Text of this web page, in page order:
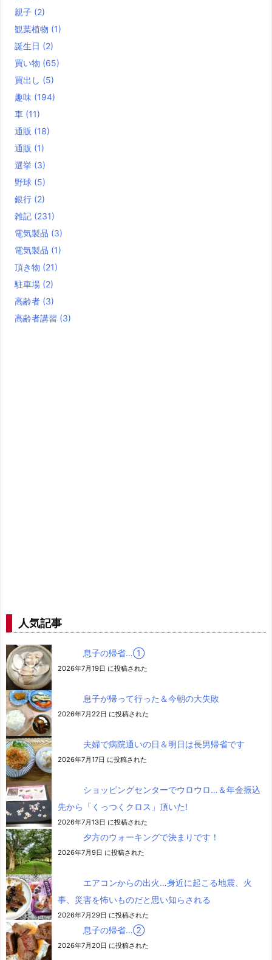
親子 (2)
観葉植物 (1)
誕生日 (2)
買い物 (65)
買出し (5)
趣味 (194)
車 (11)
通販 (18)
通販 (1)
選挙 (3)
野球 (5)
銀行 (2)
雑記 (231)
電気製品 (3)
電気製品 (1)
頂き物 (21)
駐車場 (2)
高齢者 (3)
高齢者講習 (3)
人気記事
息子の帰省…➀
2026年7月19日 に投稿された
息子が帰って行った＆今朝の大失敗
2026年7月22日 に投稿された
夫婦で病院通いの日＆明日は長男帰省です
2026年7月17日 に投稿された
ショッピングセンターでウロウロ…＆年金振込
先から「くっつくクロス」頂いた!
2026年7月13日 に投稿された
夕方のウォーキングで決まりです！
2026年7月9日 に投稿された
エアコンからの出火…身近に起こる地震、火
事、災害を怖いものだと思い知らされる
2026年7月29日 に投稿された
息子の帰省…②
2026年7月20日 に投稿された